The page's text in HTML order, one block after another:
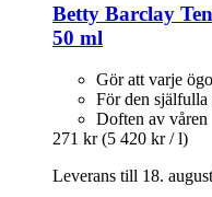
Betty Barclay
50 ml
Gör att varje
För den själfulla
Doften av våren
271 kr (5 420 kr / l)
Leverans till 18.